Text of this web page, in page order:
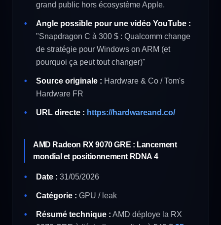
grand public hors écosystème Apple.
Angle possible pour une vidéo YouTube :
"Snapdragon C à 300 $ : Qualcomm change
de stratégie pour Windows on ARM (et
pourquoi ça peut tout changer)"
Source originale : Hardware & Co / Tom's
Hardware FR
URL directe : https://hardwareand.co/
AMD Radeon RX 9070 GRE : Lancement
mondial et positionnement RDNA 4
Date : 31/05/2026
Catégorie : GPU / leak
Résumé technique : AMD déploye la RX